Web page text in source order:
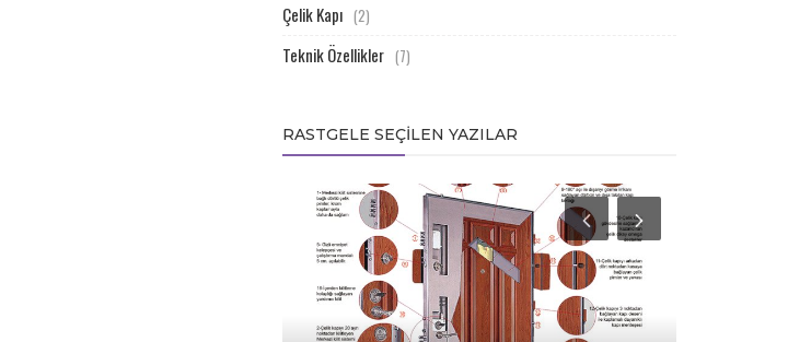
Çelik Kapı (2)
Teknik Özellikler (7)
RASTGELE SEÇILEN YAZILAR